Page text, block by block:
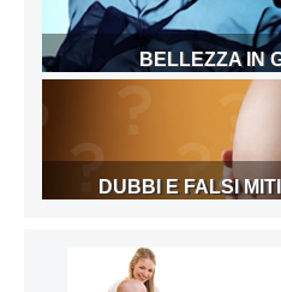
BELLEZZA IN
DUBBI E FALSI